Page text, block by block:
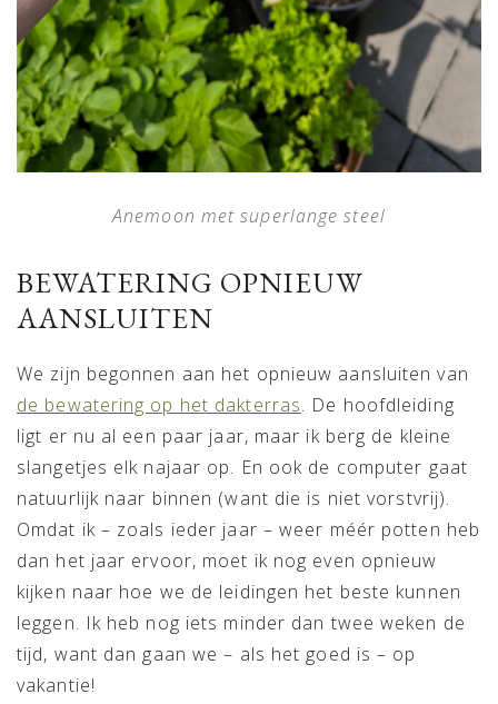
Anemoon met superlange steel
BEWATERING OPNIEUW
AANSLUITEN
We zijn begonnen aan het opnieuw aansluiten van
de bewatering op het dakterras. De hoofdleiding
ligt er nu al een paar jaar, maar ik berg de kleine
slangetjes elk najaar op. En ook de computer gaat
natuurlijk naar binnen (want die is niet vorstvrij).
Omdat ik – zoals ieder jaar – weer méér potten heb
dan het jaar ervoor, moet ik nog even opnieuw
kijken naar hoe we de leidingen het beste kunnen
leggen. Ik heb nog iets minder dan twee weken de
tijd, want dan gaan we – als het goed is – op
vakantie!